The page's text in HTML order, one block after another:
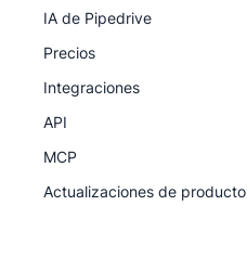
IA de Pipedrive
Precios
Integraciones
API
MCP
Actualizaciones de producto